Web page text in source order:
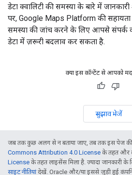
डेटा क्वालिटी की समस्या के बारे में
पर, Google Maps Platform की सहायता
समस्या की जांच करने के लिए आपसे संपर्क
डेटा में ज़रूरी बदलाव कर सकता है.
क्या इस कॉन्टेंट से आपको
सुझाव भेजें
जब तक कुछ अलग से न बताया जाए, तब तक इस पेज की
Commons Attribution 4.0 License के तहत और
License के तहत लाइसेंस मिला है. ज़्यादा जानकारी के
साइट नीतियांदेखें. Oracle और/या इससे जुड़ी हुई